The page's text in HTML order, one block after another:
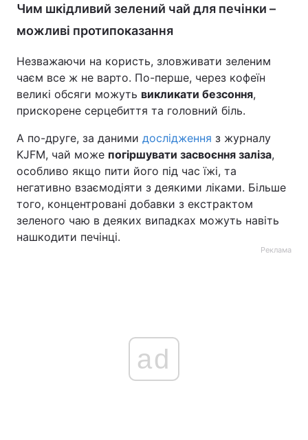
Чим шкідливий зелений чай для печінки –
можливі протипоказання
Незважаючи на користь, зловживати зеленим
чаєм все ж не варто. По-перше, через кофеїн
великі обсяги можуть викликати безсоння,
прискорене серцебиття та головний біль.
А по-друге, за даними дослідження з журналу
KJFM, чай може погіршувати засвоєння заліза,
особливо якщо пити його під час їжі, та
негативно взаємодіяти з деякими ліками. Більше
того, концентровані добавки з екстрактом
зеленого чаю в деяких випадках можуть навіть
нашкодити печінці.
Реклама
ad